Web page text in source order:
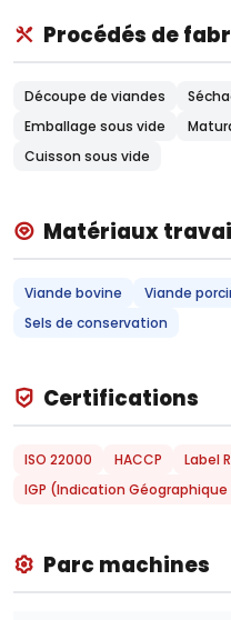
Procédés de
Découpe de viandes
Emballage sous vide
Cuisson sous vide
Matériaux
Viande bovine Viande
Sels de conservation
Certifications
ISO 22000 HACCP
Label
IGP (Indication
Parc machines